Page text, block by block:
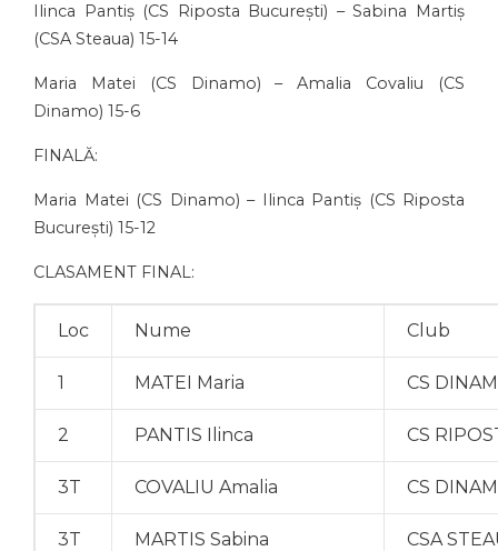
Ilinca Pantiș (CS Riposta București) – Sabina Martiș
(CSA Steaua) 15-14
Maria Matei (CS Dinamo) – Amalia Covaliu (CS
Dinamo) 15-6
FINALĂ:
Maria Matei (CS Dinamo) – Ilinca Pantiș (CS Riposta
București) 15-12
CLASAMENT FINAL:
Loc Nume Club
1 MATEI Maria CS
2 PANTIS Ilinca CS
3T COVALIU Amalia CS
3T MARTIS Sabina CSA